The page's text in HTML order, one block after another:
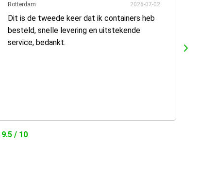
Rotterdam 2026-07-02
Dit is de tweede keer dat ik containers heb
besteld, snelle levering en uitstekende
service, bedankt.
9.5 / 10